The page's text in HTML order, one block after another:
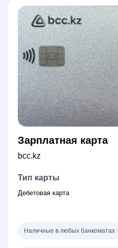
Зарплатная карта
bcc.kz
Тип карты
Дебетовая карта
Наличные в любых банкоматах